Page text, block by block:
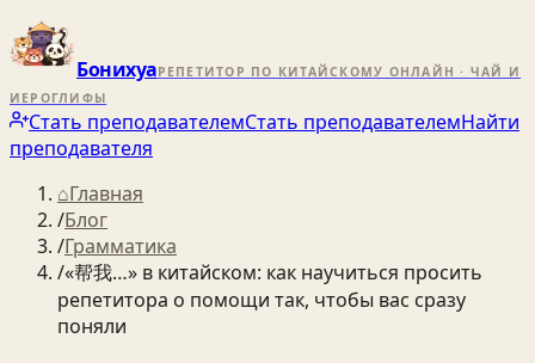
БонихуаРЕПЕТИТОР ПО КИТАЙСКОМУ ОНЛАЙН · ЧАЙ И
ИЕРОГЛИФЫ
Стать преподавателемСтать преподавателемНайти
преподавателя
⌂Главная
/Блог
/Грамматика
/«帮我…» в китайском: как научиться просить
репетитора о помощи так, чтобы вас сразу
поняли